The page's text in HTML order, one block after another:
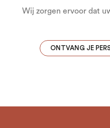
Wij zorgen ervoor dat
ONTVANG JE